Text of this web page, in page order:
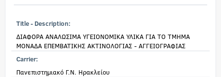
Title - Description:
ΔΙΑΦΟΡΑ ΑΝΑΛΩΣΙΜΑ ΥΓΕΙΟΝΟΜΙΚΑ ΥΛΙΚΑ ΓΙΑ ΤΟ ΤΜΗΜΑ
ΜΟΝΑΔΑ ΕΠΕΜΒΑΤΙΚΗΣ ΑΚΤΙΝΟΛΟΓΙΑΣ - ΑΓΓΕΙΟΓΡΑΦΙΑΣ
Carrier:
Πανεπιστημιακό Γ.Ν. Ηρακλείου